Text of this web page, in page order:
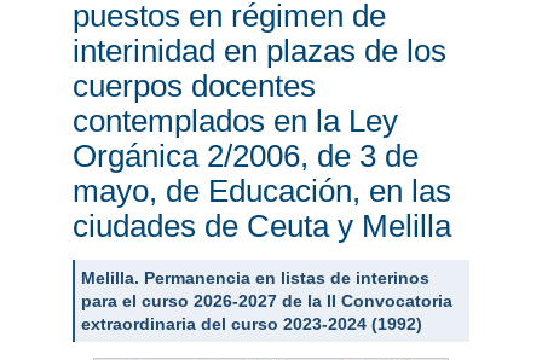
puestos en régimen de
interinidad en plazas de los
cuerpos docentes
contemplados en la Ley
Orgánica 2/2006, de 3 de
mayo, de Educación, en las
ciudades de Ceuta y Melilla
Melilla. Permanencia en listas de interinos
para el curso 2026-2027 de la II Convocatoria
extraordinaria del curso 2023-2024 (1992)